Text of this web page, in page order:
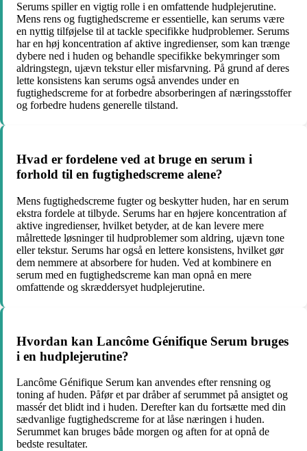
Serums spiller en vigtig rolle i en omfattende hudplejerutine.
Mens rens og fugtighedscreme er essentielle, kan serums være
en nyttig tilføjelse til at tackle specifikke hudproblemer. Serums
har en høj koncentration af aktive ingredienser, som kan trænge
dybere ned i huden og behandle specifikke bekymringer som
aldringstegn, ujævn tekstur eller misfarvning. På grund af deres
lette konsistens kan serums også anvendes under en
fugtighedscreme for at forbedre absorberingen af næringsstoffer
og forbedre hudens generelle tilstand.
Hvad er fordelene ved at bruge en serum i
forhold til en fugtighedscreme alene?
Mens fugtighedscreme fugter og beskytter huden, har en serum
ekstra fordele at tilbyde. Serums har en højere koncentration af
aktive ingredienser, hvilket betyder, at de kan levere mere
målrettede løsninger til hudproblemer som aldring, ujævn tone
eller tekstur. Serums har også en lettere konsistens, hvilket gør
dem nemmere at absorbere for huden. Ved at kombinere en
serum med en fugtighedscreme kan man opnå en mere
omfattende og skræddersyet hudplejerutine.
Hvordan kan Lancôme Génifique Serum bruges
i en hudplejerutine?
Lancôme Génifique Serum kan anvendes efter rensning og
toning af huden. Påfør et par dråber af serummet på ansigtet og
massér det blidt ind i huden. Derefter kan du fortsætte med din
sædvanlige fugtighedscreme for at låse næringen i huden.
Serummet kan bruges både morgen og aften for at opnå de
bedste resultater.